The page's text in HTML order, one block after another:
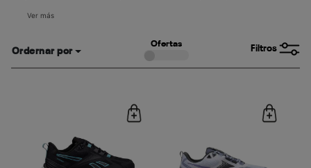
modelos están diseñados para ofrecerte soporte,
Ver más
Filtros
Ofertas
Ordernar por